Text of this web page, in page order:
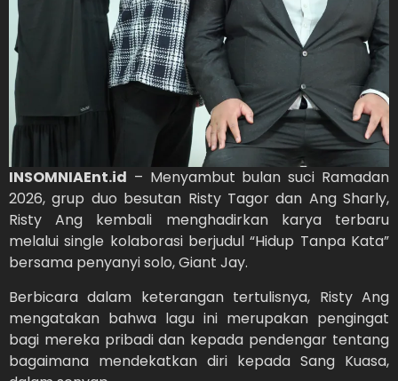
INSOMNIAEnt.id – Menyambut bulan suci Ramadan
2026, grup duo besutan Risty Tagor dan Ang Sharly,
Risty Ang kembali menghadirkan karya terbaru
melalui single kolaborasi berjudul “Hidup Tanpa Kata”
bersama penyanyi solo, Giant Jay.
Berbicara dalam keterangan tertulisnya, Risty Ang
mengatakan bahwa lagu ini merupakan pengingat
bagi mereka pribadi dan kepada pendengar tentang
bagaimana mendekatkan diri kepada Sang Kuasa,